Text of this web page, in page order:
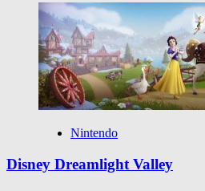
Nintendo
Disney Dreamlight Valley